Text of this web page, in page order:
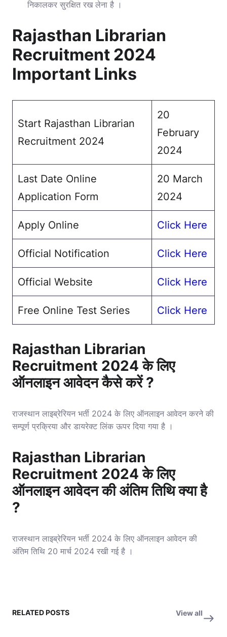
निकालकर सुरक्षित रख लेना है ।
Rajasthan Librarian
Recruitment 2024
Important Links
Start Rajasthan Librarian
Recruitment 2024
20
February
2024
Last Date Online
Application Form
20 March
2024
Apply Online Click Here
Official Notification Click Here
Official Website Click Here
Free Online Test Series Click Here
Rajasthan Librarian
Recruitment 2024 के लिए
ऑनलाइन आवेदन कैसे करें ?
राजस्थान लाइब्रेरियन भर्ती 2024 के लिए ऑनलाइन आवेदन करने की
सम्पूर्ण प्रक्रिया और डायरेक्ट लिंक ऊपर दिया गया है ।
Rajasthan Librarian
Recruitment 2024 के लिए
ऑनलाइन आवेदन की अंतिम तिथि क्या है
?
राजस्थान लाइब्रेरियन भर्ती 2024 के लिए ऑनलाइन आवेदन की
अंतिम तिथि 20 मार्च 2024 रखी गई है ।
RELATED POSTS View all